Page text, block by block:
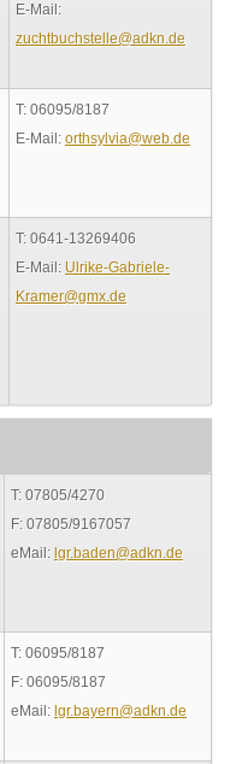
E-Mail:
zuchtbuchstelle@adkn.de
T: 06095/8187
E-Mail: orthsylvia@web.de
T: 0641-13269406
E-Mail: Ulrike-Gabriele-
Kramer@gmx.de
T: 07805/4270
F: 07805/9167057
eMail: lgr.baden@adkn.de
T: 06095/8187
F: 06095/8187
eMail: lgr.bayern@adkn.de